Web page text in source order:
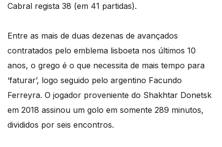
Cabral regista 38 (em 41 partidas).
Entre as mais de duas dezenas de avançados
contratados pelo emblema lisboeta nos últimos 10
anos, o grego é o que necessita de mais tempo para
‘faturar’, logo seguido pelo argentino Facundo
Ferreyra. O jogador proveniente do Shakhtar Donetsk
em 2018 assinou um golo em somente 289 minutos,
divididos por seis encontros.